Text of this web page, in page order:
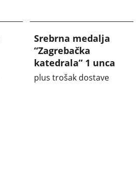
Srebrna medalja
“Zagrebačka
katedrala” 1 unca
plus trošak dostave